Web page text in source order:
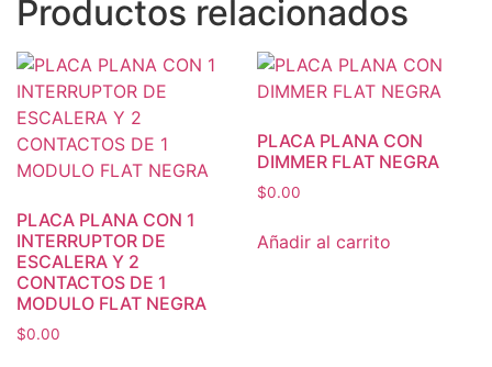
Productos relacionados
PLACA PLANA CON 1
INTERRUPTOR DE
ESCALERA Y 2
CONTACTOS DE 1
MODULO FLAT NEGRA
$0.00
PLACA PLANA CON
DIMMER FLAT NEGRA
$0.00
Añadir al carrito